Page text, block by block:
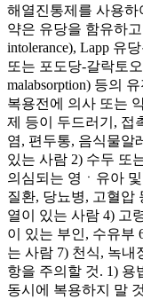
해열진통제를 사용하
약은 유당을 함유하
intolerance), Lapp 유
또는 포도당-갈락토오
malabsorption) 등의
복용전에 의사 또는
제 등이 두드러기, 접
염, 편두통, 음식물알
있는 사람 2) 수두 또
의심되는 영ㆍ유아
질환, 당뇨병, 고혈압
열이 있는 사람 4) 고
이 있는 부인, 수유부
는 사람 7) 천식, 녹내
항을 주의할 것. 1) 용
동시에 복용하지 말